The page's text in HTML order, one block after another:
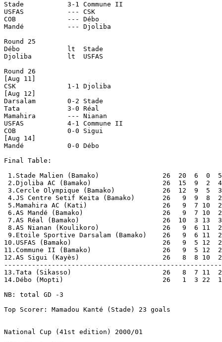
Stade		3-1 Commune II
USFAS		--- CSK
COB		--- Débo
Mandé		--- Djoliba
Round 25
Débo		lt  Stade
Djoliba		lt  USFAS
Round 26
[Aug 11]
CSK		1-1 Djoliba
[Aug 12]
Darsalam	0-2 Stade
Tata		3-0 Réal
Mamahira	--- Nianan
USFAS		4-1 Commune II
COB		0-0 Sigui
[Aug 14]
Mandé		0-0 Débo
Final Table:
1.Stade Malien (Bamako)                26  20	6  0  52-12  66  Champions
2.Djoliba AC (Bamako)                  26  15	9  2  47-14  54
3.Cercle Olympique (Bamako)            26  12	9  5  35-19  45  [aka COB]
4.JS Centre Setif Keita (Bamako)       26   9	9  8  29-29  36  [aka CSK]
5.Mamahira AC (Kati)                  	26   9	7 10  23-26  34
6.AS Mandé (Bamako)                    26   9	7 10  25-27  34
7.AS Réal (Bamako)                	26  10	3 13  31-37  33
8.AS Nianan (Koulikoro)         	26   9	6 11  29-39  33
9.Etoile Sportive Darsalam (Bamako)    26   9	6 11  27-40  33  [aka ESD]
10.USFAS (Bamako)                	26   9	5 12  25-21  32
11.Commune II (Bamako)           	26   9	5 12  27-36  32
12.AS Sigui (Kayès)               	26   8	8 10  25-36  32
13.Tata (Sikasso)                       26   8	7 11  20-27  31  Relegated
14.Débo (Mopti)                     	26   1	3 22  13-48   6  Relegated
NB: total GD -3
Top Scorer: Mamadou Kanté (Stade) 23 goals
National Cup (41st edition) 2000/01